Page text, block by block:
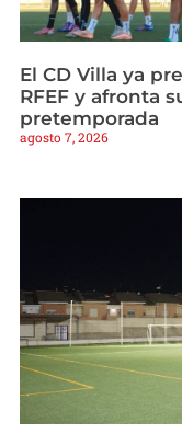
El CD Villa ya
RFEF y afronta
pretemporada
agosto 7, 2026